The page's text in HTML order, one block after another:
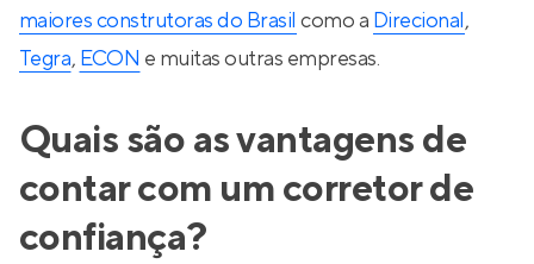
maiores construtoras do Brasil como a Direcional,
Tegra, ECON e muitas outras empresas.
Quais são as vantagens de
contar com um corretor de
confiança?